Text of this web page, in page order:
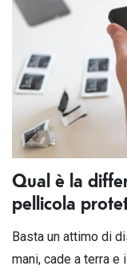
Qual è la
pellicola
Basta un attimo di
mani, cade a terra e